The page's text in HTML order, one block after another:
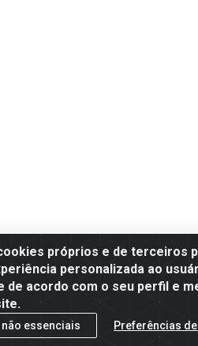
próprios e de terceiros
personalizada ao
de acordo com o seu perfil e
não essenciais Preferências